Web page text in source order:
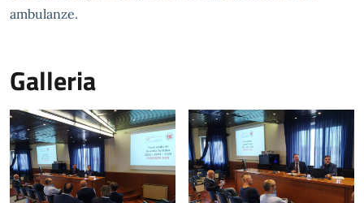
ambulanze.
Galleria